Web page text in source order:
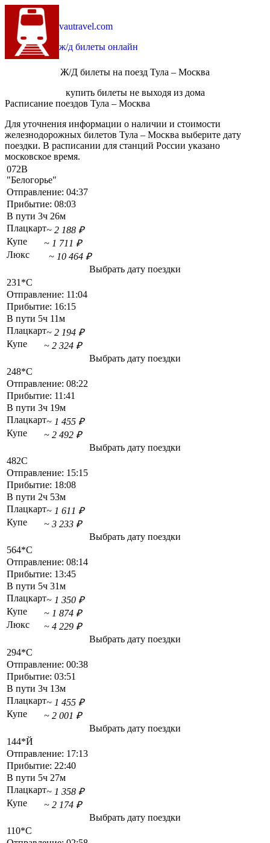
vautravel.com
ж/д билеты онлайн
Ж/Д билеты на поезд Тула – Москва
купить билеты не выходя из дома
Расписание поездов Тула – Москва
Для уточнения информации о наличии и стоимости
железнодорожных билетов Тула – Москва выберите дату
поездки. В расписании для станций России указано
московское время.
072В
"Белогорье"
Отправление: 04:37
Прибытие: 08:03
В пути 3ч 26м
Плацкарт~ 2 188 ₽
Купе
~ 1 711 ₽
Люкс
~ 10 464 ₽
Выбрать дату поездки
231*С
Отправление: 11:04
Прибытие: 16:15
В пути 5ч 11м
Плацкарт~ 2 194 ₽
Купе
~ 2 324 ₽
Выбрать дату поездки
248*С
Отправление: 08:22
Прибытие: 11:41
В пути 3ч 19м
Плацкарт~ 1 455 ₽
Купе
~ 2 492 ₽
Выбрать дату поездки
482С
Отправление: 15:15
Прибытие: 18:08
В пути 2ч 53м
Плацкарт~ 1 611 ₽
Купе
~ 3 233 ₽
Выбрать дату поездки
564*С
Отправление: 08:14
Прибытие: 13:45
В пути 5ч 31м
Плацкарт~ 1 350 ₽
Купе
~ 1 874 ₽
Люкс
~ 4 229 ₽
Выбрать дату поездки
294*С
Отправление: 00:38
Прибытие: 03:51
В пути 3ч 13м
Плацкарт~ 1 455 ₽
Купе
~ 2 001 ₽
Выбрать дату поездки
144*Й
Отправление: 17:13
Прибытие: 22:40
В пути 5ч 27м
Плацкарт~ 1 358 ₽
Купе
~ 2 174 ₽
Выбрать дату поездки
110*С